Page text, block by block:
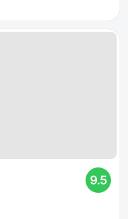
9.5